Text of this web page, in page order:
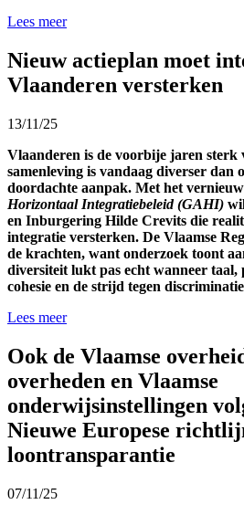
Lees meer
Nieuw actieplan moet
Vlaanderen versterken
13/11/25
Vlaanderen is de voorbije jaren sterk
samenleving is vandaag diverser dan
doordachte aanpak. Met het
Horizontaal Integratiebeleid (GAHI)
en Inburgering Hilde Crevits die
integratie versterken. De Vlaamse
de krachten, want onderzoek toont
diversiteit lukt pas echt wanneer taal,
cohesie en de strijd tegen
Lees meer
Ook de Vlaamse
overheden en Vlaamse
onderwijsinstellingen
Nieuwe Europese
loontransparantie
07/11/25